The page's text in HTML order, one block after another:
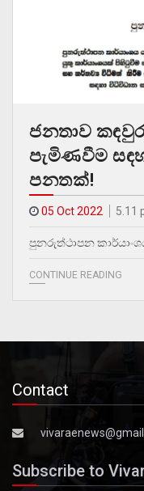
ජනතාව
පැමිණවීම
පනතක්!
05 Oct 2022 5.11
පුනරුත්ථාපන
CONTINUE READING
Contact
Subscribe to